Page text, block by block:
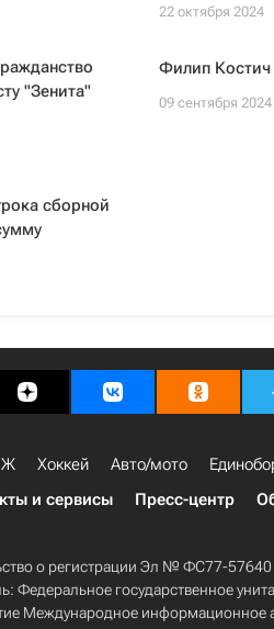
22 октября 2024
"Зенита"
Филип Костич
09 сентября 2024
сборной
Хоккей Авто/мото
и сервисы Пресс-центр
о регистрации Эл № ФС77-57640
Федеральное государственное
Международное информационное